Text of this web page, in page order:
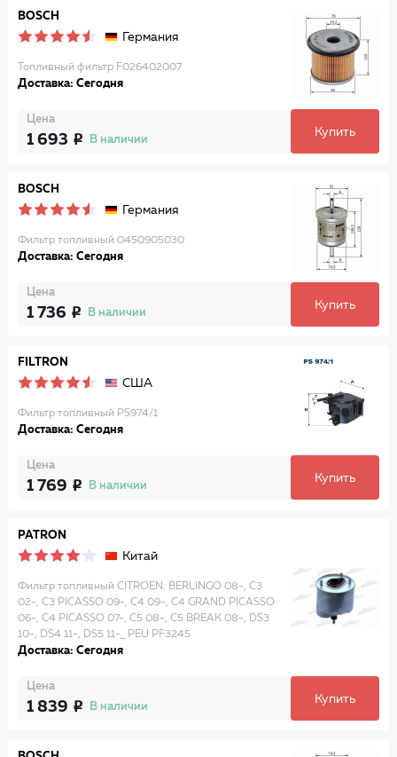
BOSCH
Германия
Топливный фильтр F026402007
Доставка: Сегодня
Цена
1 693 В наличии
Купить
BOSCH
Германия
Фильтр топливный 0450905030
Доставка: Сегодня
Цена
1 736 В наличии
Купить
FILTRON
США
Фильтр топливный PS974/1
Доставка: Сегодня
Цена
1 769 В наличии
Купить
PATRON
Китай
Фильтр топливный CITROEN: BERLINGO 08-, C3
02-, C3 PICASSO 09-, C4 09-, C4 GRAND PICASSO
06-, C4 PICASSO 07-, C5 08-, C5 BREAK 08-, DS3
10-, DS4 11-, DS5 11-_ PEU PF3245
Доставка: Сегодня
Цена
1 839 В наличии
Купить